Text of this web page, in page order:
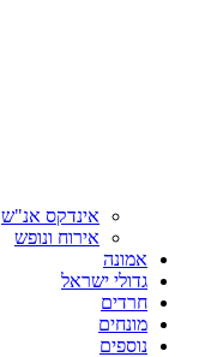
אינדקס אנ"ש
אירוח ונופש
אמונה
גדולי ישראל
חרדים
מונחים
נוספים